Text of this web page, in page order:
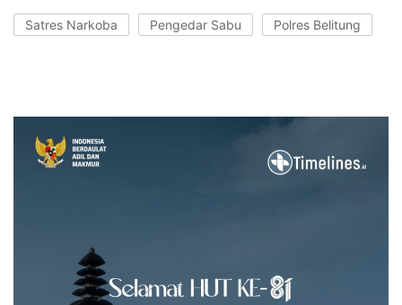
Satres Narkoba Pengedar Sabu Polres Belitung